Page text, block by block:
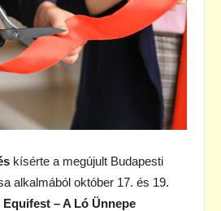
kísérte a megújult Budapesti
alkalmából október 17. és 19.
Equifest – A Ló Ünnepe